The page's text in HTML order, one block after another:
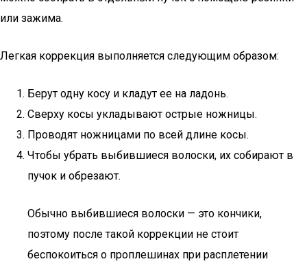
или зажима.
Легкая коррекция выполняется следующим образом:
Берут одну косу и кладут ее на ладонь.
Сверху косы укладывают острые ножницы.
Проводят ножницами по всей длине косы.
Чтобы убрать выбившиеся волоски, их собирают в
пучок и обрезают.
Обычно выбившиеся волоски — это кончики,
поэтому после такой коррекции не стоит
беспокоиться о проплешинах при расплетении